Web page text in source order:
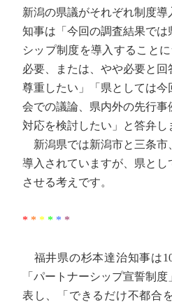
新潟の県議がそれぞれ制度
知事は「今回の調査結果で
シップ制度を導入すること
必要、または、やや必要と
尊重したい」「県としては
会での議論、県内外の先行
対応を検討したい」と答弁し
新潟県では新潟市と三条市
導入されていますが、県と
させる考えです。
* * * * * *
福井県の杉本達治知事は
「パートナーシップ宣誓制
表し、「できるだけ不都合